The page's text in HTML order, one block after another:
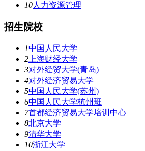
10人力资源管理
招生院校
1中国人民大学
2 上海财经大学
3对外经贸大学(青岛)
4对外经济贸易大学
5中国人民大学(苏州)
6中国人民大学杭州班
7首都经济贸易大学培训中心
8北京大学
9清华大学
10浙江大学